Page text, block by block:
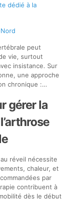
dédié à la
peut
vie, surtout
insistance. Sur
une approche
chronique :…
gérer la
réveil nécessite
chaleur, et
par
contribuent à
dès le début